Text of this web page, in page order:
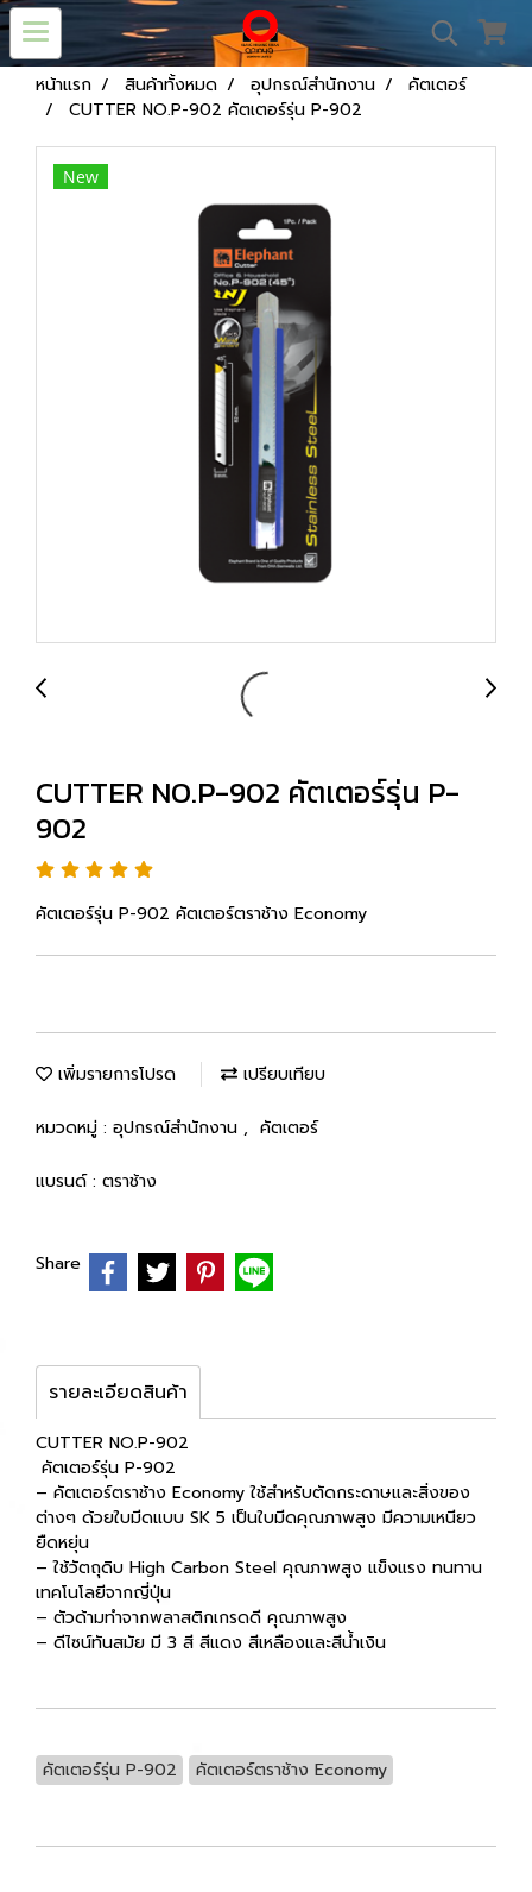
หน้าแรก สินค้าทั้งหมด อุปกรณ์สำนักงาน
คัตเตอร์
CUTTER NO.P-902 คัตเตอร์รุ่น P-902
New
CUTTER NO.P-902 คัตเตอร์รุ่น P-
902
คัตเตอร์รุ่น P-902 คัตเตอร์ตราช้าง Economy
เพิ่มรายการโปรด เปรียบเทียบ
หมวดหมู่ : อุปกรณ์สำนักงาน , คัตเตอร์
แบรนด์ : ตราช้าง
Share
รายละเอียดสินค้า
CUTTER NO.P-902
คัตเตอร์รุ่น P-902
– คัตเตอร์ตราช้าง Economy ใช้สำหรับตัดกระดาษและสิ่งของ
ต่างๆ ด้วยใบมีดแบบ SK 5 เป็นใบมีดคุณภาพสูง มีความเหนียว
ยืดหยุ่น
– ใช้วัตถุดิบ High Carbon Steel คุณภาพสูง แข็งแรง ทนทาน
เทคโนโลยีจากญี่ปุ่น
– ตัวด้ามทำจากพลาสติกเกรดดี คุณภาพสูง
– ดีไซน์ทันสมัย มี 3 สี สีแดง สีเหลืองและสีน้ำเงิน
คัตเตอร์รุ่น P-902 คัตเตอร์ตราช้าง Economy